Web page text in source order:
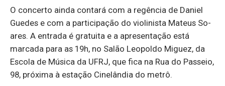
O con­certo ainda con­tará com a re­gência de Da­niel
Guedes e com a par­ti­ci­pação do vi­o­li­nista Ma­teus So­
ares. A en­trada é gra­tuita e a apre­sen­tação está
marcada para as 19h, no Salão Le­o­poldo Mi­guez, da
Es­cola de Mú­sica da UFRJ, que fica na Rua do Pas­seio,
98, pró­xima à es­tação Ci­ne­lândia do metrô.